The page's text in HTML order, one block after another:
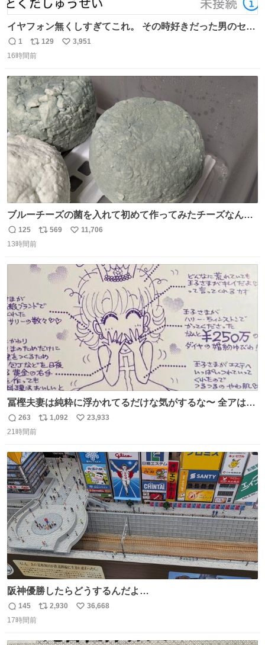
イヤフォン無くしすぎてこれ。 その時好きだった男のセコ
ムの名前にしてる
返
信
1
リ
ポ
ト
数
129
い
数
3,951
16時間前
ブルーチーズの菌を入れて初めて作ってみたチーズなんだ
けど 本能でちょっとヤバいと思っちゃう見た目だな
返
信
125
リ
ト
569
い
11,706
13時間前
冨樫夫妻は純粋に浮かれてるだけな気がするな〜 全アはこ
こに自分の市場価値的なものを上乗せするので、 すっぴん
＆寝起きのボサボサ頭でも「今日も可愛いね」が止まらな
156cm40kg、年中日焼け止めとお友達の私より綺麗な手や
めてもろて とか言う
返
信
263
リ
ト
数
1,092
い
数
23,933
21時間前
阪神優勝したらどうするんだよ…
返
信
145
リ
2,930
い
36,668
17時間前